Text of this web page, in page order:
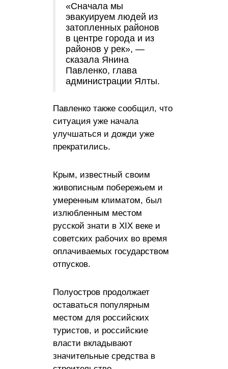
«Сначала мы
эвакуируем людей из
затопленных районов
в центре города и из
районов у рек», —
сказала Янина
Павленко, глава
администрации Ялты.
Павленко также сообщил, что
ситуация уже начала
улучшаться и дожди уже
прекратились.
Крым, известный своим
живописным побережьем и
умеренным климатом, был
излюбленным местом
русской знати в XIX веке и
советских рабочих во время
оплачиваемых государством
отпусков.
Полуостров продолжает
оставаться популярным
местом для российских
туристов, и российские
власти вкладывают
значительные средства в